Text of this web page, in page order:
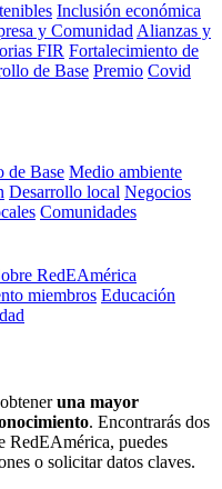
Inclusión económica
y ComunidadAlianzas y
FIR Fortalecimiento de
de Base Premio Covid
de Base Medio ambiente
Desarrollo local Negocios
Comunidades
RedEAmérica
miembros Educación
una mayor
. Encontrarás dos
RedEAmérica, puedes
o solicitar datos claves.